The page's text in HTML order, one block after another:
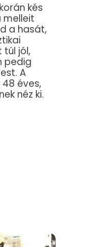
kés
melleit
a hasát,
túl jól,
pedig
A
éves,
néz ki.